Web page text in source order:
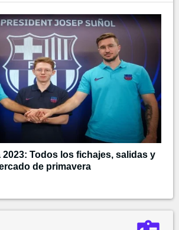
2023: Todos los fichajes, salidas y
de primavera